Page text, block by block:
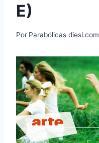
E)
Por Parabólicas diesl.com